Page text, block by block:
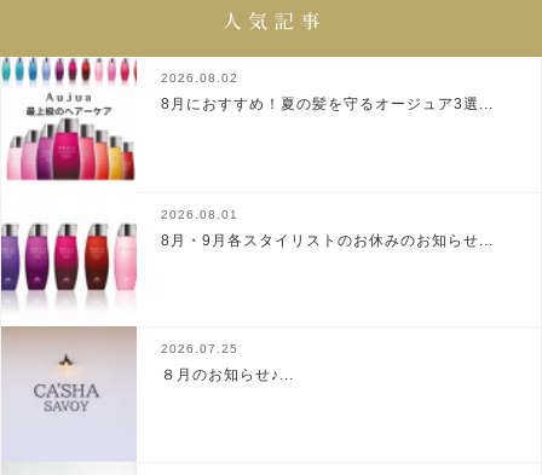
2026.08.02
8月におすすめ！夏の髪を守るオージュア3選...
2026.08.01
8月・9月各スタイリストのお休みのお知らせ...
2026.07.25
８月のお知らせ♪...